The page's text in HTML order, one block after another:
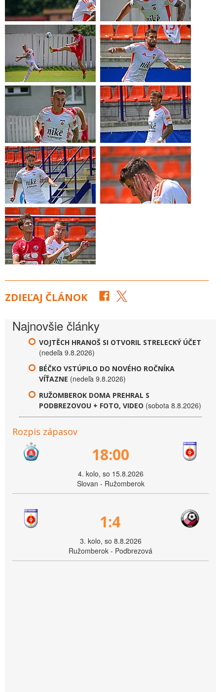
ZDIEĽAJ ČLÁNOK
Najnovšie články
VOJTĚCH HRANOŠ SI OTVORIL STRELECKÝ ÚČET
(nedeľa 9.8.2026)
BÉČKO VSTÚPILO DO NOVÉHO ROČNÍKA
VÍŤAZNE (nedeľa 9.8.2026)
RUŽOMBEROK DOMA PREHRAL S
PODBREZOVOU + FOTO, VIDEO (sobota 8.8.2026)
Rozpis zápasov
18:00
4. kolo, so 15.8.2026
Slovan - Ružomberok
1:4
3. kolo, so 8.8.2026
Ružomberok - Podbrezová